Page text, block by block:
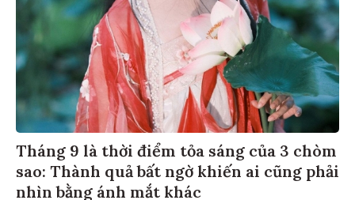
Tháng 9 là thời điểm tỏa sáng của 3 chòm
sao: Thành quả bất ngờ khiến ai cũng phải
nhìn bằng ánh mắt khác